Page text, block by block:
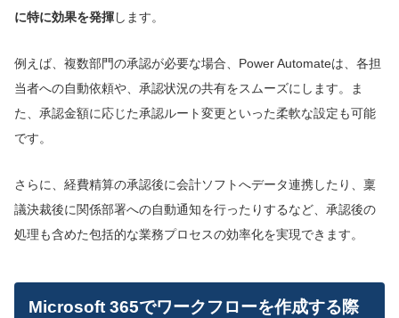
に特に効果を発揮します。
例えば、複数部門の承認が必要な場合、Power Automateは、各担
当者への自動依頼や、承認状況の共有をスムーズにします。ま
た、承認金額に応じた承認ルート変更といった柔軟な設定も可能
です。
さらに、経費精算の承認後に会計ソフトへデータ連携したり、稟
議決裁後に関係部署への自動通知を行ったりするなど、承認後の
処理も含めた包括的な業務プロセスの効率化を実現できます。
Microsoft 365でワークフローを作成する際